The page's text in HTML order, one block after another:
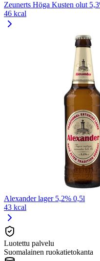
Zeunerts Höga Kusten olut
46 kcal
Alexander lager 5,2% 0,5l
43 kcal
Luotettu palvelu
Suomalainen ruokatietokanta